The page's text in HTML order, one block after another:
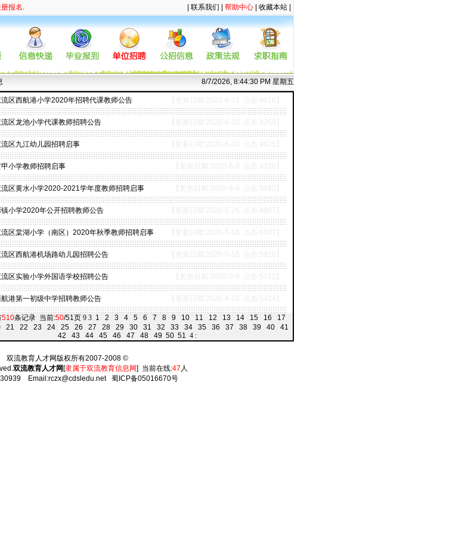
报名 . 联系我们 帮助中心 收藏本站
8/7/2026, 8:44:30 PM 星期五
区西航港小学2020年招聘代课教师公告
区龙池小学代课教师招聘公告
区九江幼儿园招聘启事
小学教师招聘启事
流区黄水小学2020-2021学年度教师招聘启事
小学2020年公开招聘教师公告
区棠湖小学（南区）2020年秋季教师招聘启事
区西航港机场路幼儿园招聘公告
区实验小学外国语学校招聘公告
港第一初级中学招聘教师公告
510条记录 当前:50/51页 9 3 1 2 3 4 5 6 7 8 9 10 11 12 13 14 15 16
17
21 22 23 24 25 26 27 28 29 30 31 32 33 34 35 36 37 38 39 40
41
42
43 44 45 46 47 48 49 50 51 4 :
双流教育人才网版权所有2007-2008 ©
双流教育人才网 [隶属于双流教育信息网] 当前在线:47 人
Email:rczx@cdsledu.net 蜀ICP备05016670号